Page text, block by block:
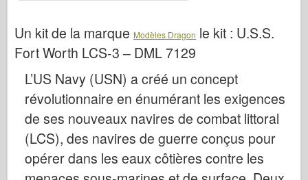
Crabot noir
Bronco
Cyber-Hobby (Cyber-Hobby)
Dnepromodel Dnepromodel
Dragon
Eduard
Modèle E.T.
Un kit de la marque Modèles Dragon le kit : U.S.S.
Fort Worth LCS-3 – DML 7129
L’US Navy (USN) a créé un concept
révolutionnaire en énumérant les exigences
de ses nouveaux navires de combat littoral
(LCS), des navires de guerre conçus pour
opérer dans les eaux côtières contre les